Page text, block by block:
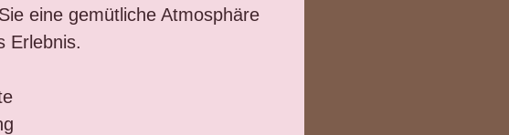
eine gemütliche Atmosphäre
Erlebnis.